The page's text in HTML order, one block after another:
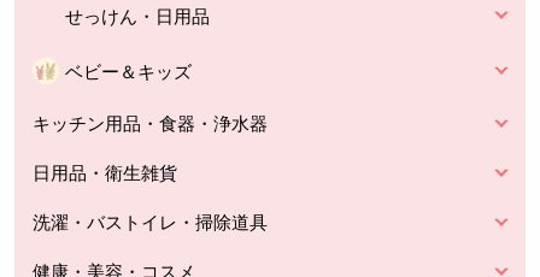
せっけん・日用品
ベビー＆キッズ
キッチン用品・食器・浄水器
日用品・衛生雑貨
洗濯・バストイレ・掃除道具
健康・美容・コスメ